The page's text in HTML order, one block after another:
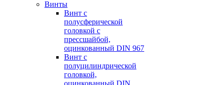
Винты
Винт с
полусферической
головкой с
пресcшайбой,
оцинкованный DIN 967
Винт с
полуцилиндрической
головкой,
оцинкованный DIN